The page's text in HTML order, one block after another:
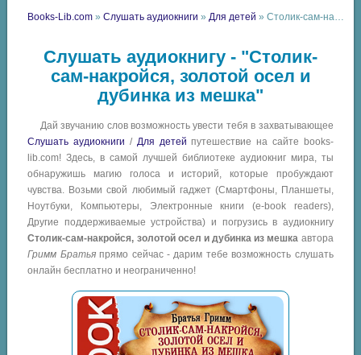
Books-Lib.com »Слушать аудиокниги »Для детей » Столик-сам-накройся, золотой осел и дубинка из мешка
Слушать аудиокнигу - "Столик-
сам-накройся, золотой осел и
дубинка из мешка"
Дай звучанию слов возможность увести тебя в захватывающее
Слушать аудиокниги / Для детей путешествие на сайте books-
lib.com! Здесь, в самой лучшей библиотеке аудиокниг мира, ты
обнаружишь магию голоса и историй, которые пробуждают
чувства. Возьми свой любимый гаджет (Смартфоны, Планшеты,
Ноутбуки, Компьютеры, Электронные книги (e-book readers),
Другие поддерживаемые устройства) и погрузись в аудиокнигу
Столик-сам-накройся, золотой осел и дубинка из мешка автора
Гримм Братьяпрямо сейчас - дарим тебе возможность слушать
онлайн бесплатно и неограниченно!